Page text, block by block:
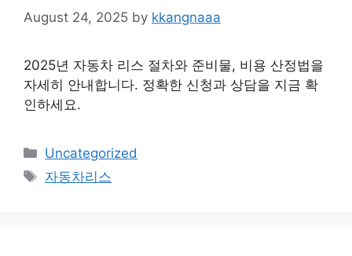
August 24, 2025 by kkangnaaa
2025년 자동차 리스 절차와 준비물, 비용 산정법을
자세히 안내합니다. 정확한 신청과 상담을 지금 확
인하세요.
Categories
Uncategorized
Tags
자동차리스